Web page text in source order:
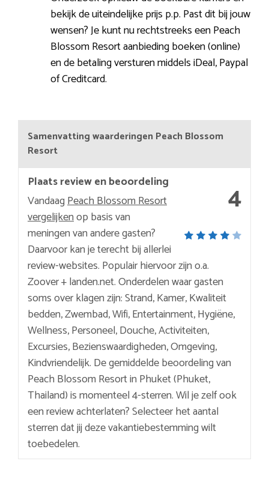
bekijk de uiteindelijke prijs p.p. Past dit bij jouw
wensen? Je kunt nu rechtstreeks een Peach
Blossom Resort aanbieding boeken (online)
en de betaling versturen middels iDeal, Paypal
of Creditcard.
Samenvatting waarderingen Peach Blossom
Resort
4
Plaats review en beoordeling
VandaagPeach Blossom Resort
vergelijkenop basis van
meningen van andere gasten?
Daarvoor kan je terecht bij allerlei
review-websites. Populair hiervoor zijn o.a.
Zoover + landen.net. Onderdelen waar gasten
soms over klagen zijn: Strand, Kamer, Kwaliteit
bedden, Zwembad, Wifi, Entertainment, Hygiëne,
Wellness, Personeel, Douche, Activiteiten,
Excursies, Bezienswaardigheden, Omgeving,
Kindvriendelijk. De gemiddelde beoordeling van
Peach Blossom Resort in Phuket (Phuket,
Thailand) is momenteel 4-sterren. Wil je zelf ook
een review achterlaten? Selecteer het aantal
sterren dat jij deze vakantiebestemming wilt
toebedelen.